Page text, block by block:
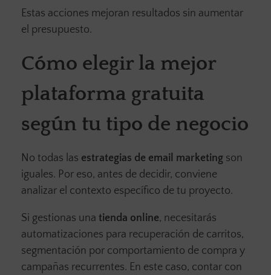
Estas acciones mejoran resultados sin aumentar
el presupuesto.
Cómo elegir la mejor
plataforma gratuita
según tu tipo de negocio
No todas las estrategias de email marketing son
iguales. Por eso, antes de decidir, conviene
analizar el contexto específico de tu proyecto.
Si gestionas una tienda online, necesitarás
automatizaciones para recuperación de carritos,
segmentación por comportamiento de compra y
campañas recurrentes. En este caso, contar con